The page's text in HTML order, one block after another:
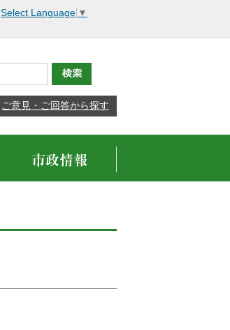
Select Language ▼
ご意見・ご回答から探す